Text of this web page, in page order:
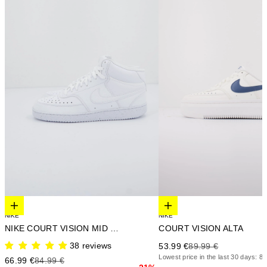
Elige opciones
NIKE
NIKE COURT VISION MID NEXT N
38 reviews
Precio de oferta
66.99 €Precio anterior
84.99 €
Elige opciones
NIKE
COURT VISION ALTA
Precio de oferta
53.99 €Precio anterior
89.99 €
Lowest price in the last 30 days: